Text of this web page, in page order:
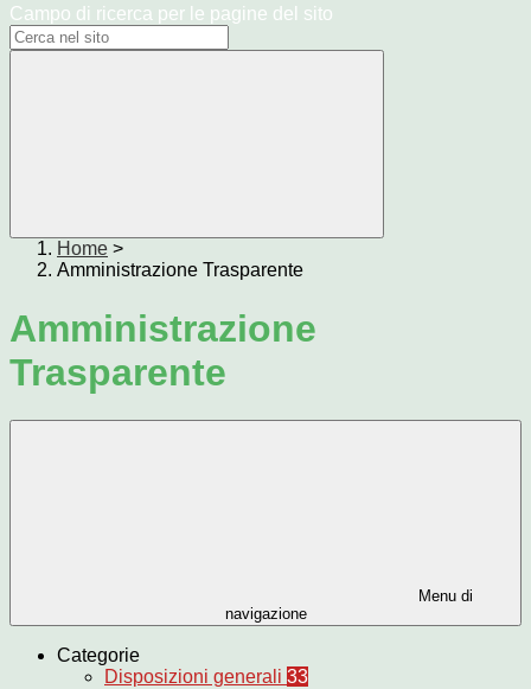
Campo di ricerca per le pagine del sito
Home >
Amministrazione Trasparente
Amministrazione
Trasparente
Menu di
navigazione
Categorie
Disposizioni generali 33